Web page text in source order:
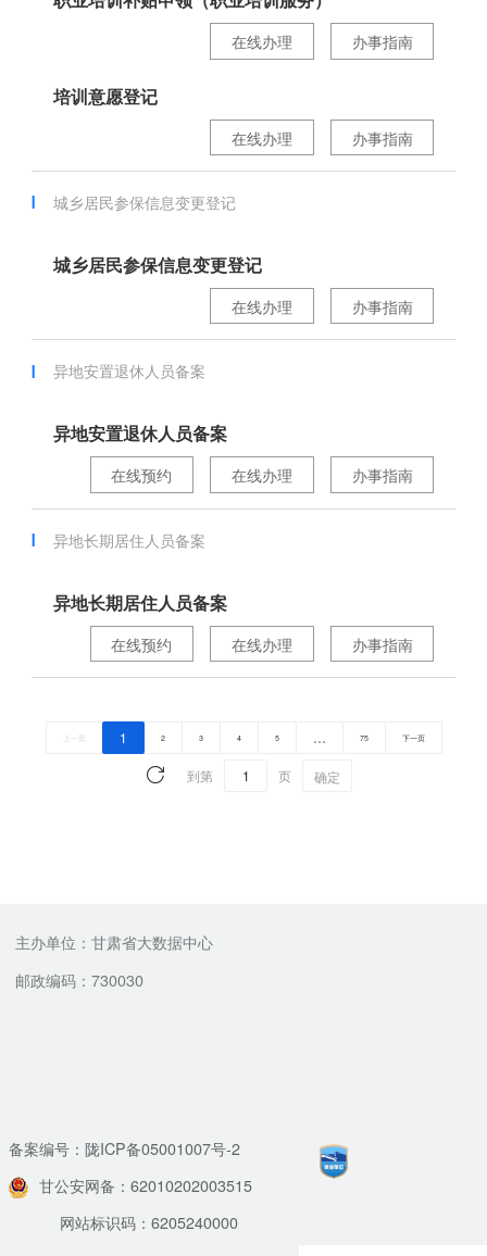
办事指南
在线办理
培训意愿登记
办事指南
在线办理
城乡居民参保信息变更登记
城乡居民参保信息变更登记
办事指南
在线办理
异地安置退休人员备案
异地安置退休人员备案
办事指南
在线办理
在线预约
异地长期居住人员备案
异地长期居住人员备案
办事指南
在线办理
在线预约
上一页 1 2 3 4 5 … 75 下一页
到第 页 确定
主办单位：甘肃省大数据中心
邮政编码：730030
备案编号：陇ICP备05001007号-2
甘公安网备：62010202003515
网站标识码：6205240000